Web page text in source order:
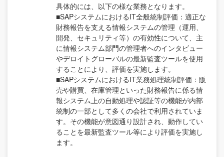
具体的には、以下の様な業務となります。
■SAPシステムにおけるIT全般統制評価：適正な
財務報告を支える情報システムの管理（運用、
開発、セキュリティ等）の有効性について、主
に情報システム部門の管理者へのインタビュー
やデロイトグローバルの最新監査ツールを使用
することにより、評価を実施します。
■SAPシステムにおけるIT業務処理統制評価：販
売や購買、在庫管理といった財務報告に係る情
報システム上の自動処理や認証等の機能が内部
統制の一部として多くの会社で利用されていま
す。その機能が意図通り設計され、動作してい
ることを最新監査ツール等により評価を実施し
ます。